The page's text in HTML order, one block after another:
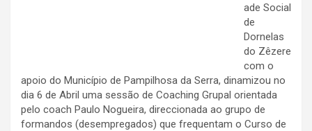
ade Social
de
Dornelas
do Zêzere
com o
apoio do Município de Pampilhosa da Serra, dinamizou no
dia 6 de Abril uma sessão de Coaching Grupal orientada
pelo coach Paulo Nogueira, direccionada ao grupo de
formandos (desempregados) que frequentam o Curso de